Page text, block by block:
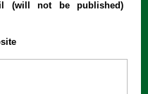
(will not be published)